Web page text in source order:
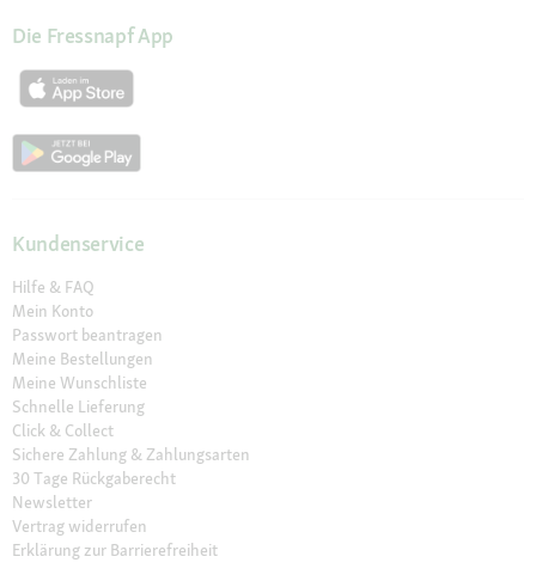
Die Fressnapf App
Kundenservice
Hilfe & FAQ
Mein Konto
Passwort beantragen
Meine Bestellungen
Meine Wunschliste
Schnelle Lieferung
Click & Collect
Sichere Zahlung & Zahlungsarten
30 Tage Rückgaberecht
Newsletter
Vertrag widerrufen
Erklärung zur Barrierefreiheit